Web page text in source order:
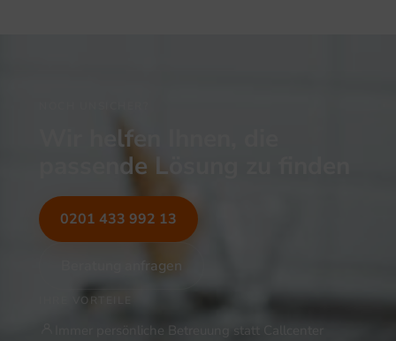
Wir helfen Ihnen, die
passende Lösung zu finden
0201 433 992 13
Beratung anfragen
IHRE VORTEILE
Immer persönliche Betreuung statt Callcenter